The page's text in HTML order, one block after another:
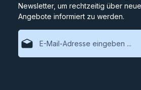
Newsletter, um rechtzeitig über
Angebote informiert zu werden.
E-Mail-Adresse*